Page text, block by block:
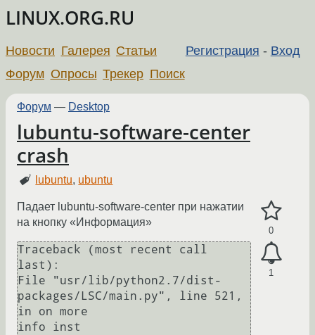
LINUX.ORG.RU
Регистрация - Вход
Новости Галерея Статьи
Форум Опросы Трекер Поиск
Форум — Desktop
lubuntu-software-center
crash
lubuntu, ubuntu
0
1
Падает lubuntu-software-center при нажатии
на кнопку «Информация»
Traceback (most recent call
last):
File "usr/lib/python2.7/dist-
packages/LSC/main.py", line 521,
in on more
info inst